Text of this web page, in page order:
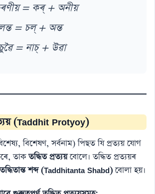
= কৰ্ + অনীয়
= চল্ + অন্ত
= নাচ্ + উৱা
(Taddhit Protyoy)
বিশেষণ, সৰ্বনাম) পিছত যি প্ৰত্যয় যোগ
তাকতদ্ধিত প্ৰত্যয়বোলে। তদ্ধিত প্ৰত্যয়ৰ
তদ্ধিতান্ত শব্দ (Taddhitanta Shabd)বোলা হয়।